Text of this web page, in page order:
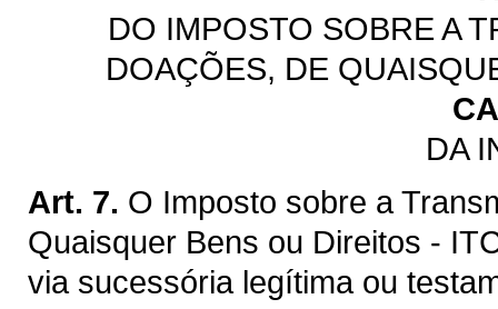
DO IMPOSTO SOBRE A
DOAÇÕES, DE
DA
Art. 7. O Imposto sobre a
Quaisquer Bens ou Direitos -
via sucessória legítima ou